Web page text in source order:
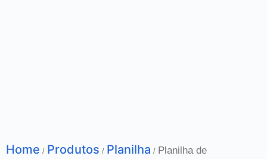
Home / Produtos / Planilha / Planilha de